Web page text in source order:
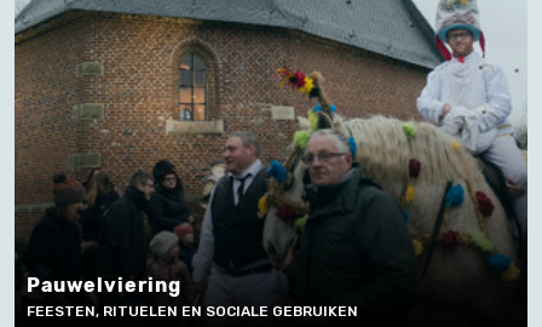
Pauwelviering
FEESTEN, RITUELEN EN SOCIALE GEBRUIKEN